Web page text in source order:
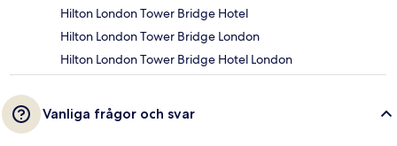
Hilton London Tower Bridge Hotel
Hilton London Tower Bridge London
Hilton London Tower Bridge Hotel London
Vanliga frågor och svar